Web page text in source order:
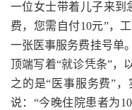
一位女士带着儿子来到
费，您需自付10元”，
一张医事服务费挂号单
顶端写着“就诊凭条”，
之的是“医事服务费”
说：“今晚住院患者为